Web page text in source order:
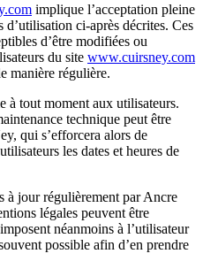
implique l’acceptation pleine
d’utilisation ci-après décrites. Ces
d’être modifiées ou
du site www.cuirsney.com
manière régulière.
à tout moment aux utilisateurs.
technique peut être
qui s’efforcera alors de
les dates et heures de
à jour régulièrement par Ancre
légales peuvent être
néanmoins à l’utilisateur
possible afin d’en prendre